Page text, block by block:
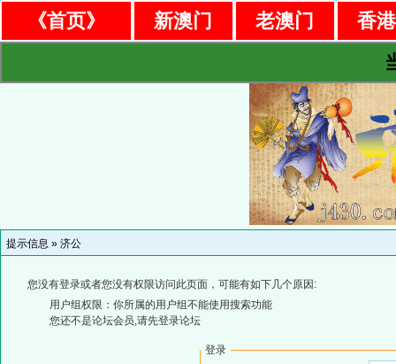
《首页》 新澳门 老澳门
香
提示信息 » 济公
您没有登录或者您没有权限访问此页面，可能有如下几个原因:
用户组权限：你所属的用户组不能使用搜索功能
您还不是论坛会员,请先登录论坛
登录